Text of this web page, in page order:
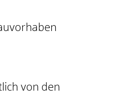
von den